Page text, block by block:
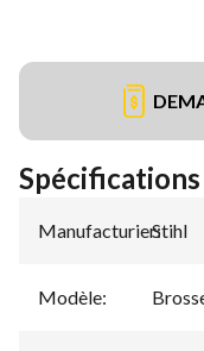
Spécifications
Manufacturier:
Stihl
Modèle: